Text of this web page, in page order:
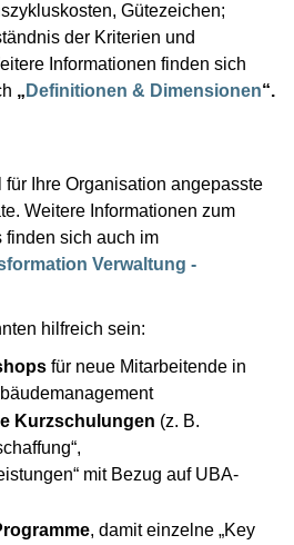
Gütezeichen;
der Kriterien und
Informationen finden sich
„ Definitionen & Dimensionen“.
Ihre Organisation angepasste
Weitere Informationen zum
finden sich auch im
Verwaltung -
hilfreich sein:
für neue Mitarbeitende in
Kurzschulungen (z. B.
mit Bezug auf UBA-
, damit einzelne „Key